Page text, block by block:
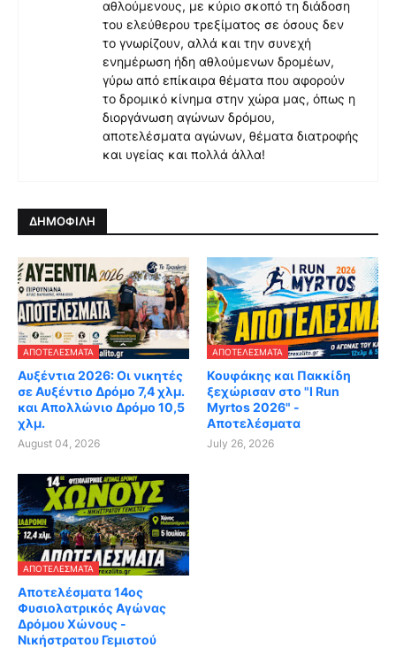
αθλούμενους, με κύριο σκοπό τη διάδοση
του ελεύθερου τρεξίματος σε όσους δεν
το γνωρίζουν, αλλά και την συνεχή
ενημέρωση ήδη αθλούμενων δρομέων,
γύρω από επίκαιρα θέματα που αφορούν
το δρομικό κίνημα στην χώρα μας, όπως η
διοργάνωση αγώνων δρόμου,
αποτελέσματα αγώνων, θέματα διατροφής
και υγείας και πολλά άλλα!
ΔΗΜΟΦΙΛΗ
ΑΠΟΤΕΛΈΣΜΑΤΑ
Αυξέντια 2026: Οι νικητές
σε Αυξέντιο Δρόμο 7,4 χλμ.
και Απολλώνιο Δρόμο 10,5
χλμ.
August 04, 2026
ΑΠΟΤΕΛΈΣΜΑΤΑ
Κουφάκης και Πακκίδη
ξεχώρισαν στο "I Run
Myrtos 2026" -
Αποτελέσματα
July 26, 2026
ΑΠΟΤΕΛΈΣΜΑΤΑ
Αποτελέσματα 14ος
Φυσιολατρικός Αγώνας
Δρόμου Χώνους -
Νικήστρατου Γεμιστού